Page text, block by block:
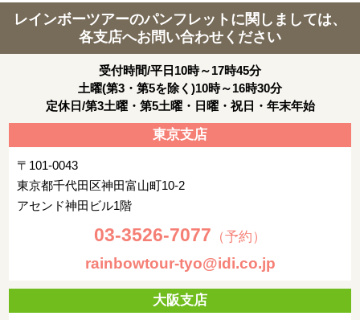
レインボーツアーのパンフレットに関しましては、
各支店へお問い合わせください
受付時間/平日10時～17時45分
土曜(第3・第5を除く)10時～16時30分
定休日/第3土曜・第5土曜・日曜・祝日・年末年始
東京支店
〒101-0043
東京都千代田区神田富山町10-2
アセンド神田ビル1階
03-3526-7077 （予約）
rainbowtour-tyo@idi.co.jp
大阪支店